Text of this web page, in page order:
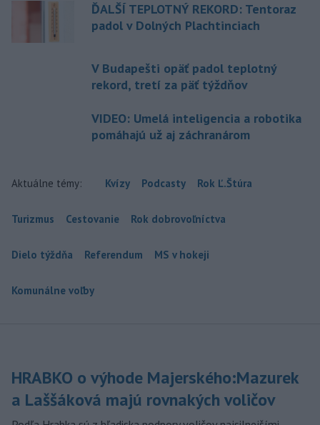
ĎALŠÍ TEPLOTNÝ REKORD: Tentoraz
padol v Dolných Plachtinciach
V Budapešti opäť padol teplotný
rekord, tretí za päť týždňov
VIDEO: Umelá inteligencia a robotika
pomáhajú už aj záchranárom
Aktuálne témy: Kvízy Podcasty Rok Ľ.Štúra
Turizmus Cestovanie Rok dobrovoľníctva
Dielo týždňa Referendum MS v hokeji
Komunálne voľby
HRABKO o výhode Majerského:Mazurek
a Laššáková majú rovnakých voličov